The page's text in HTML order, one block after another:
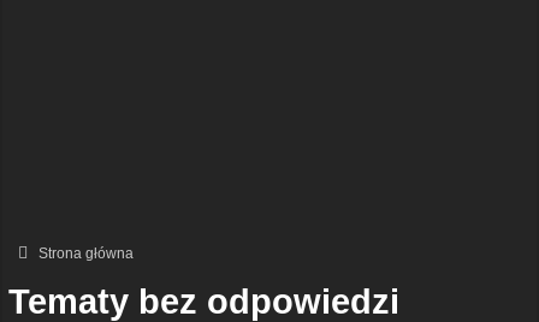
Strona główna
Tematy bez odpowiedzi